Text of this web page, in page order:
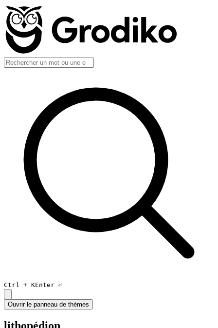
Ctrl + KEnter ⏎
Ouvrir le panneau de thèmes